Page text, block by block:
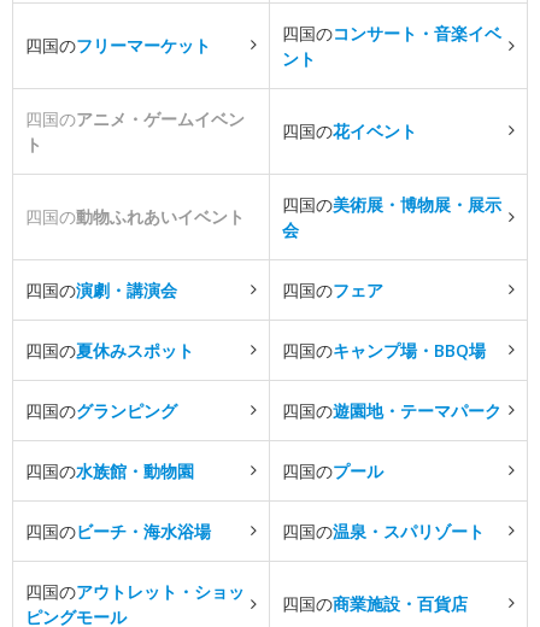
四国のフリーマーケット
四国のコンサート・音楽イベ
ント
四国のアニメ・ゲームイベン
ト
四国の花イベント
四国の動物ふれあいイベント
四国の美術展・博物展・展示
会
四国の演劇・講演会 四国のフェア
四国の夏休みスポット 四国のキャンプ場・BBQ場
四国のグランピング 四国の遊園地・テーマパーク
四国の水族館・動物園 四国のプール
四国のビーチ・海水浴場 四国の温泉・スパリゾート
四国のアウトレット・ショッ
ピングモール
四国の商業施設・百貨店